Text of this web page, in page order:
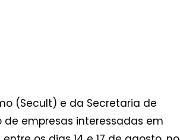
(Secult) e da Secretaria de
empresas interessadas em